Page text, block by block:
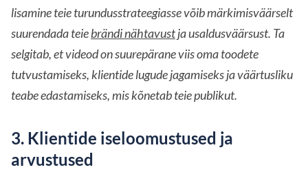
lisamine teie turundusstrateegiasse võib märkimisväärselt
suurendada teiebrändi nähtavustja usaldusväärsust. Ta
selgitab, et videod on suurepärane viis oma toodete
tutvustamiseks, klientide lugude jagamiseks ja väärtusliku
teabe edastamiseks, mis kõnetab teie publikut.
3. Klientide iseloomustused ja
arvustused